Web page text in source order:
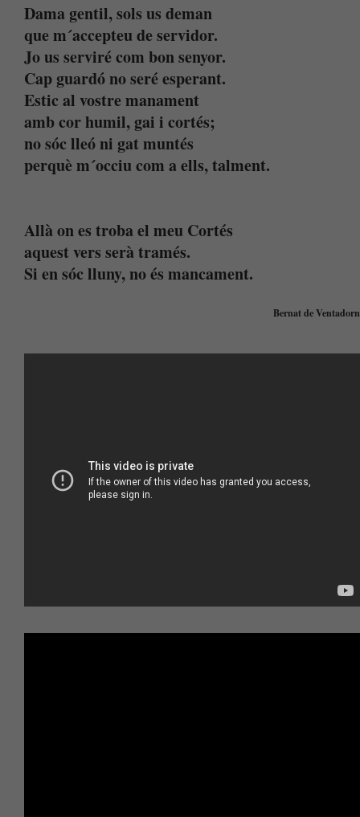
Dama gentil, sols us deman
que m´accepteu de servidor.
Jo us serviré com bon senyor.
Cap guardó no seré esperant.
Estic al vostre manament
amb cor humil, gai i cortés;
no sóc lleó ni gat muntés
perquè m´occiu com a ells, talment.
Allà on es troba el meu Cortés
aquest vers serà tramés.
Si en sóc lluny, no és mancament.
Bernat de